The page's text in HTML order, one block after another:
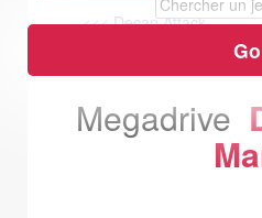
<<< Decap Attack
Demolition Starring Road
Megadrive